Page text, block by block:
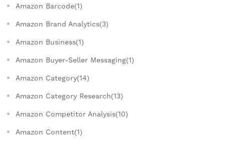
Amazon Barcode(1)
Amazon Brand Analytics(3)
Amazon Business(1)
Amazon Buyer-Seller Messaging(1)
Amazon Category(14)
Amazon Category Research(13)
Amazon Competitor Analysis(10)
Amazon Content(1)